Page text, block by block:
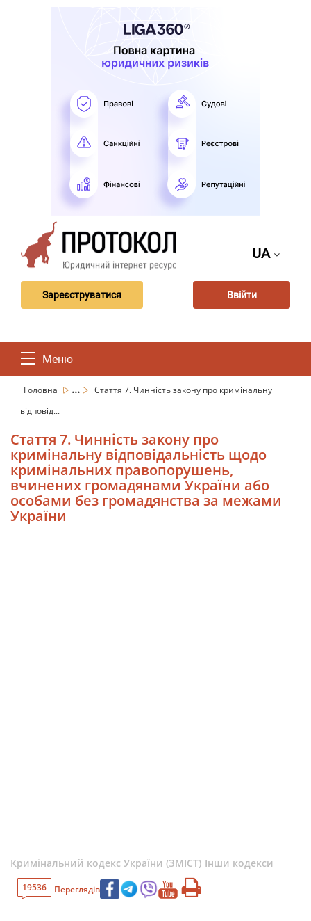
UA
Зареєструватися Ввійти
Меню
Головна ...
Стаття 7. Чинність закону про кримінальну
відповід...
Стаття 7. Чинність закону про
кримінальну відповідальність щодо
кримінальних правопорушень,
вчинених громадянами України або
особами без громадянства за межами
України
Кримінальний кодекс України (ЗМІСТ) Інши кодекси
19536 Переглядів